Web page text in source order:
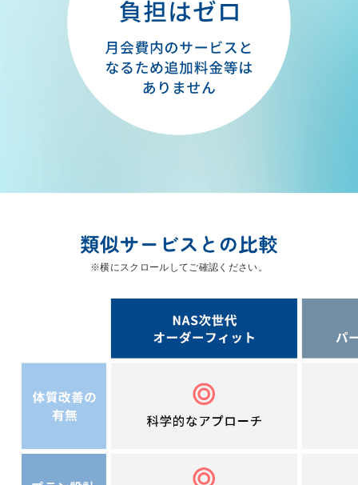
※横にスクロールしてご確認ください。